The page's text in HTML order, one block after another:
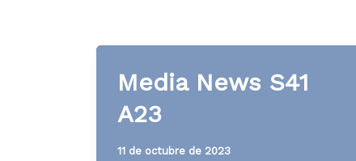
Media News S41
A23
11 de octubre de 2023